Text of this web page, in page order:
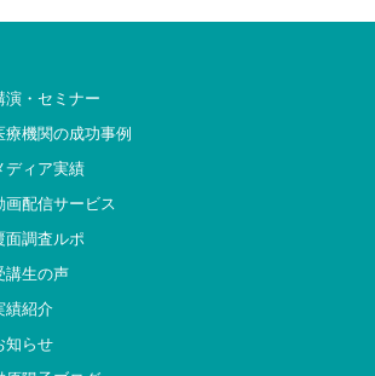
演・セミナー
療機関の成功事例
ディア実績
画配信サービス
面調査ルポ
講生の声
績紹介
知らせ